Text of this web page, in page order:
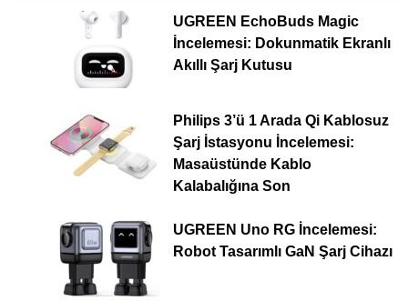
UGREEN EchoBuds Magic
İncelemesi: Dokunmatik Ekranlı
Akıllı Şarj Kutusu
Philips 3’ü 1 Arada Qi Kablosuz
Şarj İstasyonu İncelemesi:
Masaüstünde Kablo
Kalabalığına Son
UGREEN Uno RG İncelemesi:
Robot Tasarımlı GaN Şarj Cihazı